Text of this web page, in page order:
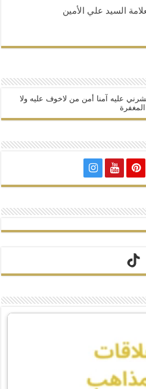
السيد علي الأمين
عليه آمنا أمن من لاخوف عليه ولا
تيك توك